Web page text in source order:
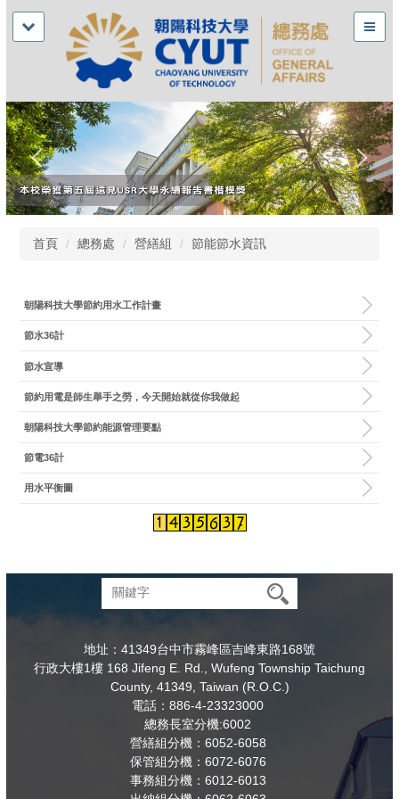
首頁 總務處 營繕組 節能節水資訊
朝陽科技大學節約用水工作計畫
節水36計
節水宣導
節約用電是師生舉手之勞，今天開始就從你我做起
朝陽科技大學節約能源管理要點
節電36計
用水平衡圖
地址：41349台中市霧峰區吉峰東路168號
行政大樓1樓 168 Jifeng E. Rd., Wufeng Township Taichung
County, 41349, Taiwan (R.O.C.)
電話：886-4-23323000
總務長室分機:6002
營繕組分機：6052-6058
保管組分機：6072-6076
事務組分機：6012-6013